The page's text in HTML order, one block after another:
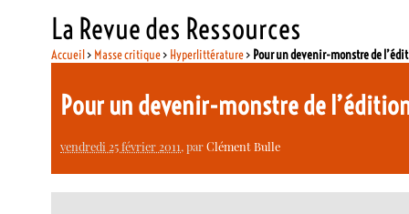
La Revue des Ressources
Accueil> Masse critique> Hyperlittérature> Pour un devenir-monstre de
Pour un devenir-monstre de
vendredi 25 février 2011, parClément Bulle